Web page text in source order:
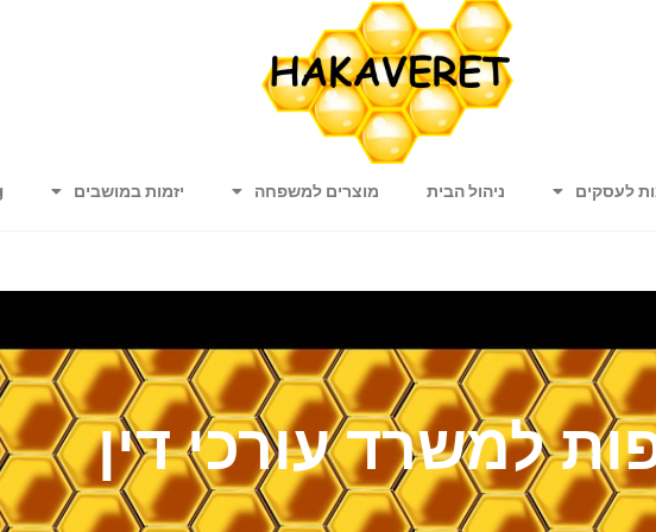
לעסקים ניהול הבית מוצרים למשפחה יזמות במושבים
למשרד עורכי דין